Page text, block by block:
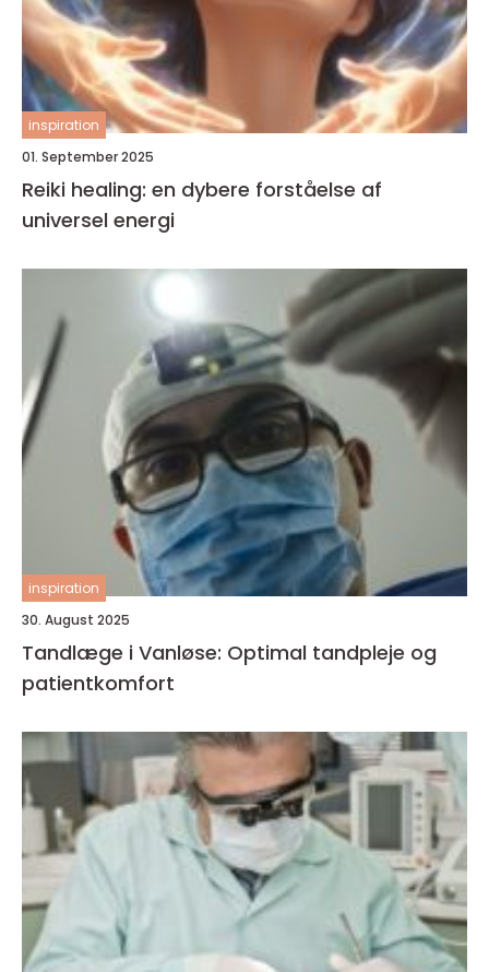
inspiration
01. September 2025
Reiki healing: en dybere forståelse af
universel energi
inspiration
30. August 2025
Tandlæge i Vanløse: Optimal tandpleje og
patientkomfort